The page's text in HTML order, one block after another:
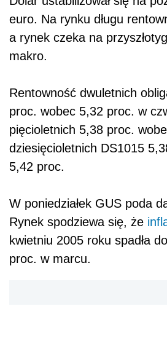
euro. Na rynku długu
a rynek czeka na
makro.
Rentowność dwuletnich
proc. wobec 5,32 proc. w
pięcioletnich 5,38 proc.
dziesięcioletnich DS1015
5,42 proc.
W poniedziałek GUS poda
Rynek spodziewa się, że
kwietniu 2005 roku spadła
proc. w marcu.